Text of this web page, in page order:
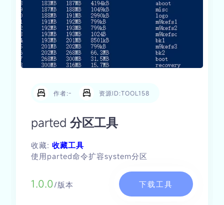
作者:- 资源ID:TOOL158
parted 分区工具
收藏:收藏工具
使用parted命令扩容system分区
1.0.0/版本 下载工具